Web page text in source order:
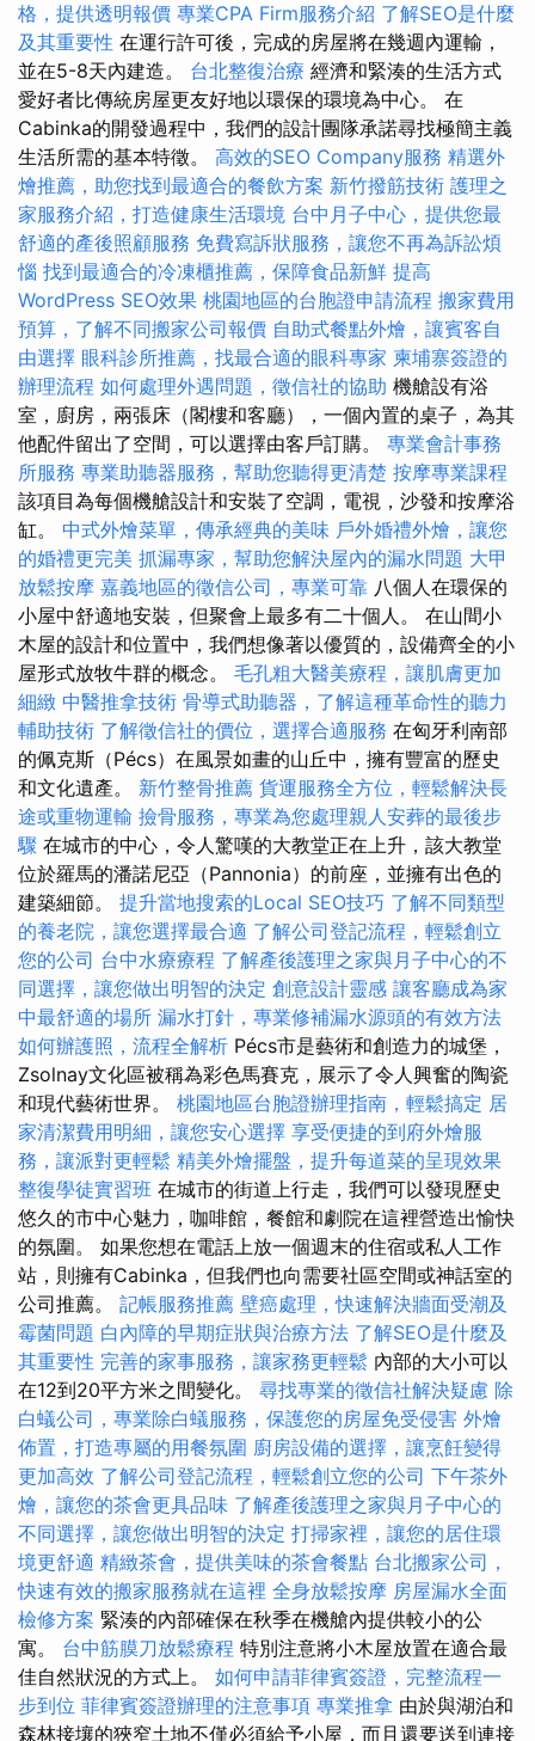
格，提供透明報價 專業CPA Firm服務介紹 了解SEO是什麼
及其重要性 在運行許可後，完成的房屋將在幾週內運輸，
並在5-8天內建造。 台北整復治療 經濟和緊湊的生活方式
愛好者比傳統房屋更友好地以環保的環境為中心。 在
Cabinka的開發過程中，我們的設計團隊承諾尋找極簡主義
生活所需的基本特徵。 高效的SEO Company服務 精選外
燴推薦，助您找到最適合的餐飲方案 新竹撥筋技術 護理之
家服務介紹，打造健康生活環境 台中月子中心，提供您最
舒適的產後照顧服務 免費寫訴狀服務，讓您不再為訴訟煩
惱 找到最適合的冷凍櫃推薦，保障食品新鮮 提高
WordPress SEO效果 桃園地區的台胞證申請流程 搬家費用
預算，了解不同搬家公司報價 自助式餐點外燴，讓賓客自
由選擇 眼科診所推薦，找最合適的眼科專家 柬埔寨簽證的
辦理流程 如何處理外遇問題，徵信社的協助 機艙設有浴
室，廚房，兩張床（閣樓和客廳），一個內置的桌子，為其
他配件留出了空間，可以選擇由客戶訂購。 專業會計事務
所服務 專業助聽器服務，幫助您聽得更清楚 按摩專業課程
該項目為每個機艙設計和安裝了空調，電視，沙發和按摩浴
缸。 中式外燴菜單，傳承經典的美味 戶外婚禮外燴，讓您
的婚禮更完美 抓漏專家，幫助您解決屋內的漏水問題 大甲
放鬆按摩 嘉義地區的徵信公司，專業可靠 八個人在環保的
小屋中舒適地安裝，但聚會上最多有二十個人。 在山間小
木屋的設計和位置中，我們想像著以優質的，設備齊全的小
屋形式放牧牛群的概念。 毛孔粗大醫美療程，讓肌膚更加
細緻 中醫推拿技術 骨導式助聽器，了解這種革命性的聽力
輔助技術 了解徵信社的價位，選擇合適服務 在匈牙利南部
的佩克斯（Pécs）在風景如畫的山丘中，擁有豐富的歷史
和文化遺產。 新竹整骨推薦 貨運服務全方位，輕鬆解決長
途或重物運輸 撿骨服務，專業為您處理親人安葬的最後步
驟 在城市的中心，令人驚嘆的大教堂正在上升，該大教堂
位於羅馬的潘諾尼亞（Pannonia）的前座，並擁有出色的
建築細節。 提升當地搜索的Local SEO技巧 了解不同類型
的養老院，讓您選擇最合適 了解公司登記流程，輕鬆創立
您的公司 台中水療療程 了解產後護理之家與月子中心的不
同選擇，讓您做出明智的決定 創意設計靈感 讓客廳成為家
中最舒適的場所 漏水打針，專業修補漏水源頭的有效方法
如何辦護照，流程全解析 Pécs市是藝術和創造力的城堡，
Zsolnay文化區被稱為彩色馬賽克，展示了令人興奮的陶瓷
和現代藝術世界。 桃園地區台胞證辦理指南，輕鬆搞定 居
家清潔費用明細，讓您安心選擇 享受便捷的到府外燴服
務，讓派對更輕鬆 精美外燴擺盤，提升每道菜的呈現效果
整復學徒實習班 在城市的街道上行走，我們可以發現歷史
悠久的市中心魅力，咖啡館，餐館和劇院在這裡營造出愉快
的氛圍。 如果您想在電話上放一個週末的住宿或私人工作
站，則擁有Cabinka，但我們也向需要社區空間或神話室的
公司推薦。 記帳服務推薦 壁癌處理，快速解決牆面受潮及
霉菌問題 白內障的早期症狀與治療方法 了解SEO是什麼及
其重要性 完善的家事服務，讓家務更輕鬆 內部的大小可以
在12到20平方米之間變化。 尋找專業的徵信社解決疑慮 除
白蟻公司，專業除白蟻服務，保護您的房屋免受侵害 外燴
佈置，打造專屬的用餐氛圍 廚房設備的選擇，讓烹飪變得
更加高效 了解公司登記流程，輕鬆創立您的公司 下午茶外
燴，讓您的茶會更具品味 了解產後護理之家與月子中心的
不同選擇，讓您做出明智的決定 打掃家裡，讓您的居住環
境更舒適 精緻茶會，提供美味的茶會餐點 台北搬家公司，
快速有效的搬家服務就在這裡 全身放鬆按摩 房屋漏水全面
檢修方案 緊湊的內部確保在秋季在機艙內提供較小的公
寓。 台中筋膜刀放鬆療程 特別注意將小木屋放置在適合最
佳自然狀況的方式上。 如何申請菲律賓簽證，完整流程一
步到位 菲律賓簽證辦理的注意事項 專業推拿 由於與湖泊和
森林接壤的狹窄土地不僅必須給予小屋，而且還要送到連接